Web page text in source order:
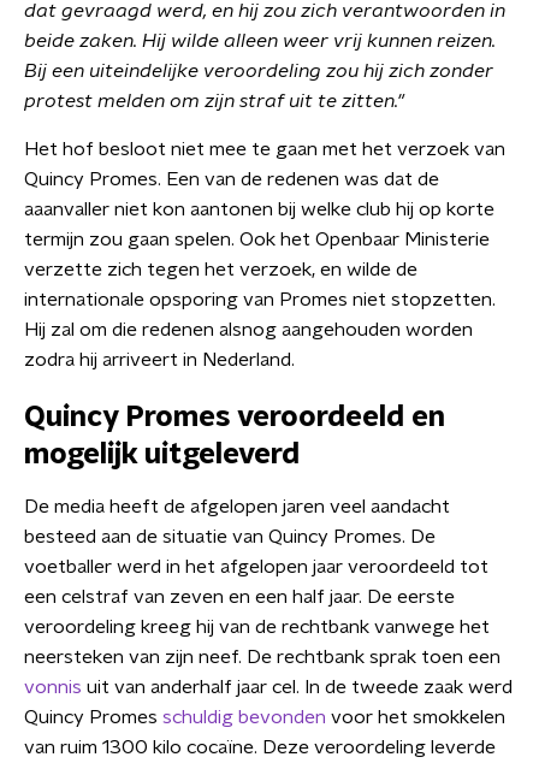
dat gevraagd werd, en hij zou zich verantwoorden in
beide zaken. Hij wilde alleen weer vrij kunnen reizen.
Bij een uiteindelijke veroordeling zou hij zich zonder
protest melden om zijn straf uit te zitten."
Het hof besloot niet mee te gaan met het verzoek van
Quincy Promes. Een van de redenen was dat de
aaanvaller niet kon aantonen bij welke club hij op korte
termijn zou gaan spelen. Ook het Openbaar Ministerie
verzette zich tegen het verzoek, en wilde de
internationale opsporing van Promes niet stopzetten.
Hij zal om die redenen alsnog aangehouden worden
zodra hij arriveert in Nederland.
Quincy Promes veroordeeld en
mogelijk uitgeleverd
De media heeft de afgelopen jaren veel aandacht
besteed aan de situatie van Quincy Promes. De
voetballer werd in het afgelopen jaar veroordeeld tot
een celstraf van zeven en een half jaar. De eerste
veroordeling kreeg hij van de rechtbank vanwege het
neersteken van zijn neef. De rechtbank sprak toen een
vonnis uit van anderhalf jaar cel. In de tweede zaak werd
Quincy Promes schuldig bevonden voor het smokkelen
van ruim 1300 kilo cocaïne. Deze veroordeling leverde